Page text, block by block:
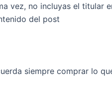
vez, no incluyas el titular
del post
siempre comprar lo